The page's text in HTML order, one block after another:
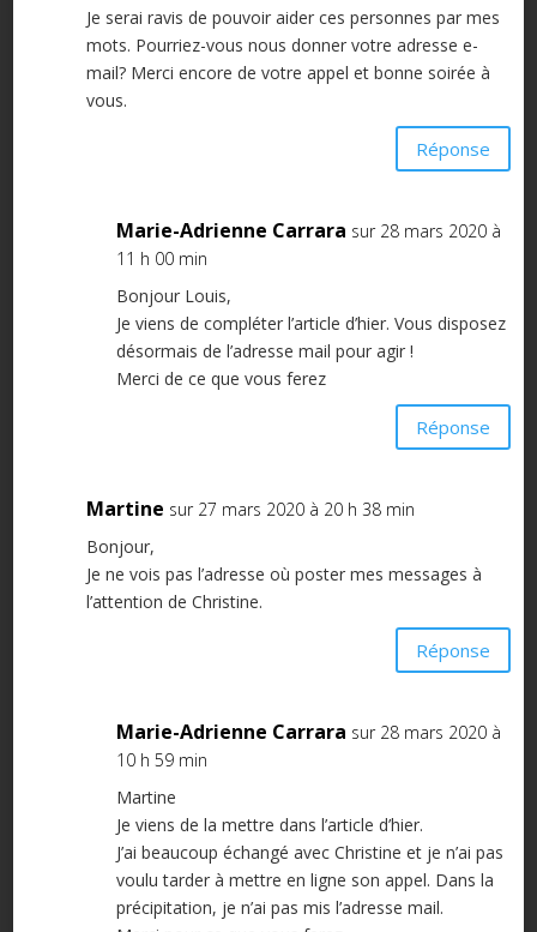
Je serai ravis de pouvoir aider ces personnes par mes
mots. Pourriez-vous nous donner votre adresse e-
mail? Merci encore de votre appel et bonne soirée à
vous.
Réponse
Marie-Adrienne Carrara sur 28 mars 2020 à
11 h 00 min
Bonjour Louis,
Je viens de compléter l’article d’hier. Vous disposez
désormais de l’adresse mail pour agir !
Merci de ce que vous ferez
Réponse
Martine sur 27 mars 2020 à 20 h 38 min
Bonjour,
Je ne vois pas l’adresse où poster mes messages à
l’attention de Christine.
Réponse
Marie-Adrienne Carrara sur 28 mars 2020 à
10 h 59 min
Martine
Je viens de la mettre dans l’article d’hier.
J’ai beaucoup échangé avec Christine et je n’ai pas
voulu tarder à mettre en ligne son appel. Dans la
précipitation, je n’ai pas mis l’adresse mail.